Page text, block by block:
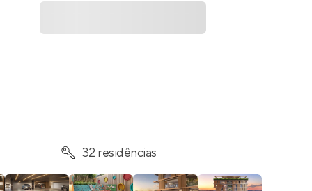
32 residências